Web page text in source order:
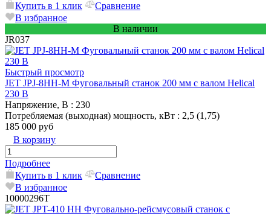
Купить в 1 клик
Сравнение
В избранное
В наличии
JR037
Быстрый просмотр
JET JPJ-8HH-M Фуговальный станок 200 мм с валом Helical
230 В
Напряжение, В : 230
Потребляемая (выходная) мощность, кВт : 2,5 (1,75)
185 000 руб
В корзину
Подробнее
Купить в 1 клик
Сравнение
В избранное
10000296T